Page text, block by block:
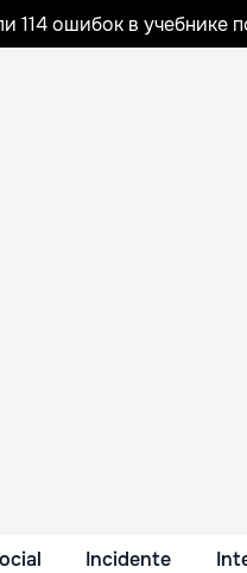
114 ошибок в учебнике
Incidente